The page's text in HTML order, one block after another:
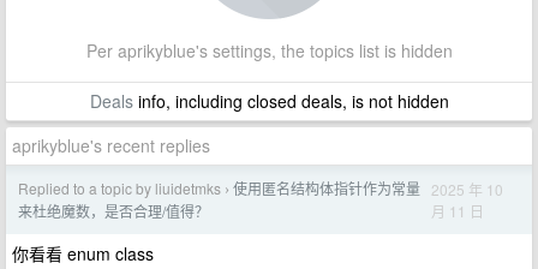
Per aprikyblue's settings, the topics list is hidden
Dealsinfo, including closed deals, is not hidden
aprikyblue's recent replies
Replied to a topic by liuidetmks › 使用匿名结构体指针作为常量
来杜绝魔数，是否合理/值得？
2025 年 10
月 11 日
你看看 enum class